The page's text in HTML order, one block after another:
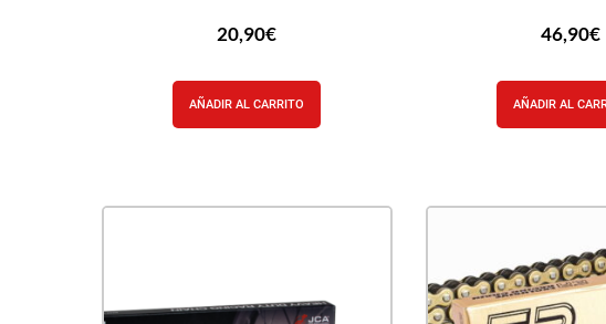
20,90€
AÑADIR AL CARRITO
46,90€
AÑADIR AL